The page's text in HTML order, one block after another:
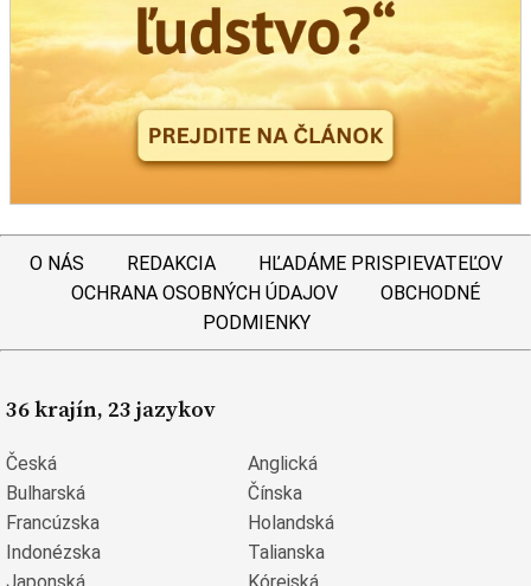
O NÁS REDAKCIA
HĽADÁME PRISPIEVATEĽOV
OCHRANA OSOBNÝCH ÚDAJOV
OBCHODNÉ
PODMIENKY
36 krajín, 23 jazykov
Česká
Anglická
Bulharská
Čínska
Francúzska
Holandská
Indonézska
Talianska
Japonská
Kórejská